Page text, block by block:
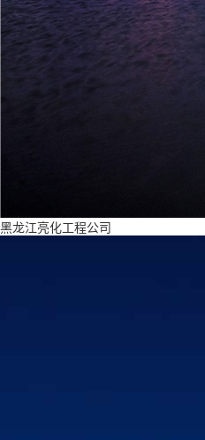
黑龙江亮化工程公司